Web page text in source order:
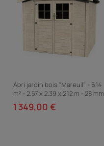
Abri jardin bois "Mareuil" - 6.14
m² - 2.57 x 2.39 x 2.12 m - 28 mm
1 349,00 €